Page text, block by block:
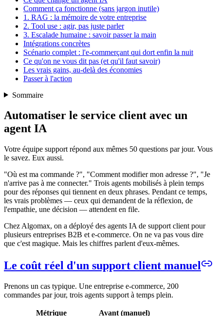
Comment ça fonctionne (sans jargon inutile)
1. RAG : la mémoire de votre entreprise
2. Tool use : agir, pas juste parler
3. Escalade humaine : savoir passer la main
Intégrations concrètes
Scénario complet : l'e-commerçant qui dort enfin la nuit
Ce qu'on ne vous dit pas (et qu'il faut savoir)
Les vrais gains, au-delà des économies
Passer à l'action
Sommaire
Automatiser le service client avec un
agent IA
Votre équipe support répond aux mêmes 50 questions par jour. Vous
le savez. Eux aussi.
"Où est ma commande ?", "Comment modifier mon adresse ?", "Je
n'arrive pas à me connecter." Trois agents mobilisés à plein temps
pour des réponses qui tiennent en deux phrases. Pendant ce temps,
les vrais problèmes — ceux qui demandent de la réflexion, de
l'empathie, une décision — attendent en file.
Chez Algomax, on a déployé des agents IA de support client pour
plusieurs entreprises B2B et e-commerce. On ne va pas vous dire
que c'est magique. Mais les chiffres parlent d'eux-mêmes.
Le coût réel d'un support client manuel
Prenons un cas typique. Une entreprise e-commerce, 200
commandes par jour, trois agents support à temps plein.
Métrique
Avant (manuel)